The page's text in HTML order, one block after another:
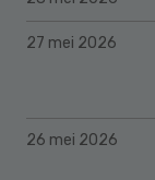
27 mei 2026
26 mei 2026